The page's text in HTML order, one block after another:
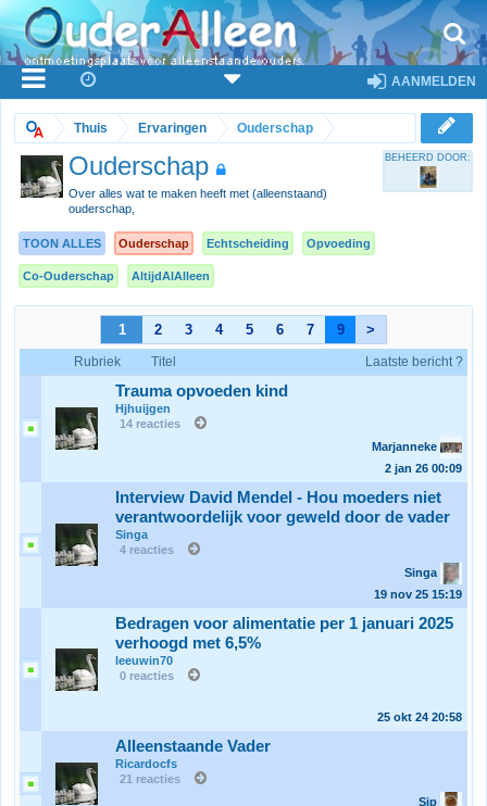
AANMELDEN
Thuis Ervaringen Ouderschap
Ouderschap
Over alles wat te maken heeft met (alleenstaand)
ouderschap,
BEHEERD DOOR:
TOON ALLES Ouderschap Echtscheiding Opvoeding
Co-Ouderschap AltijdAlAlleen
1 2 3 4 5 6 7 9 >
Rubriek Titel Laatste bericht ?
Trauma opvoeden kind
Hjhuijgen
14 reacties
Marjanneke
2 jan 26 00:09
Interview David Mendel - Hou moeders niet
verantwoordelijk voor geweld door de vader
Singa
4 reacties
Singa
19 nov 25 15:19
Bedragen voor alimentatie per 1 januari 2025
verhoogd met 6,5%
leeuwin70
0 reacties
25 okt 24 20:58
Alleenstaande Vader
Ricardocfs
21 reacties
Sip